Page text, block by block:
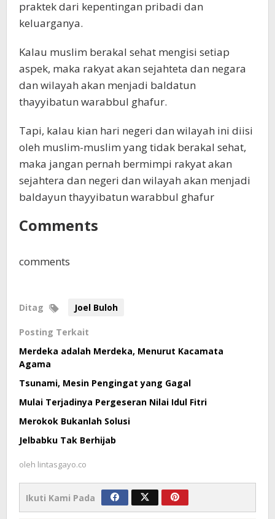
praktek dari kepentingan pribadi dan
keluarganya.
Kalau muslim berakal sehat mengisi setiap
aspek, maka rakyat akan sejahteta dan negara
dan wilayah akan menjadi baldatun
thayyibatun warabbul ghafur.
Tapi, kalau kian hari negeri dan wilayah ini diisi
oleh muslim-muslim yang tidak berakal sehat,
maka jangan pernah bermimpi rakyat akan
sejahtera dan negeri dan wilayah akan menjadi
baldayun thayyibatun warabbul ghafur
Comments
comments
Ditag Joel Buloh
Posting Terkait
Merdeka adalah Merdeka, Menurut Kacamata
Agama
Tsunami, Mesin Pengingat yang Gagal
Mulai Terjadinya Pergeseran Nilai Idul Fitri
Merokok Bukanlah Solusi
Jelbabku Tak Berhijab
oleh lintasgayo.co
Ikuti Kami Pada